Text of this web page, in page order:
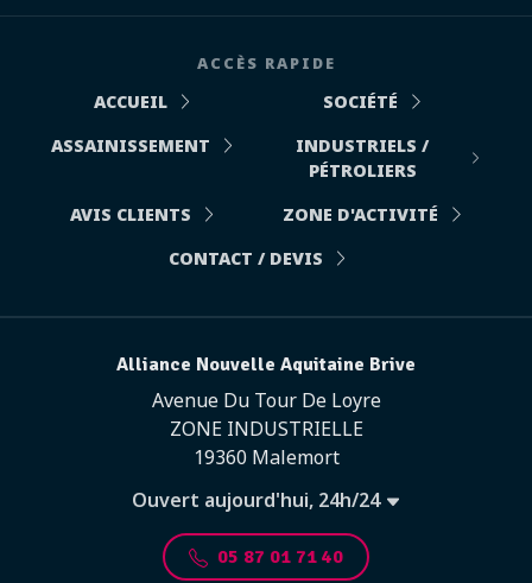
ACCÈS RAPIDE
ACCUEIL
SOCIÉTÉ
ASSAINISSEMENT
INDUSTRIELS /
PÉTROLIERS
AVIS CLIENTS
ZONE D'ACTIVITÉ
CONTACT / DEVIS
Alliance Nouvelle Aquitaine Brive
Avenue Du Tour De Loyre
ZONE INDUSTRIELLE
19360 Malemort
Ouvert aujourd'hui, 24h/24
05 87 01 71 40